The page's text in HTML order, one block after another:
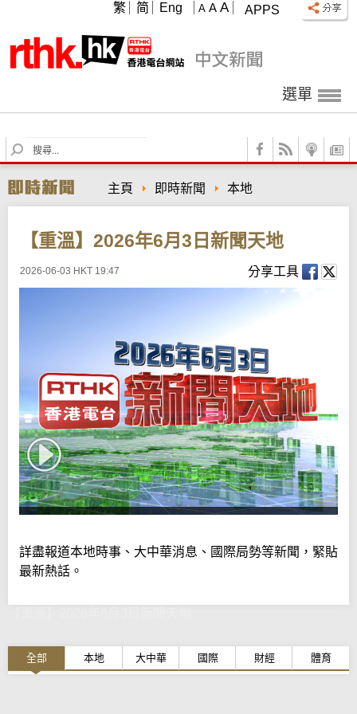
APPS
A A A
繁 简 Eng
選單
S
e
r
c
主頁 即時新聞 本地
【重溫】2026年6月3日新聞天地
2026-06-03 HKT 19:47 分享工具
詳盡報道本地時事、大中華消息、國際局勢等新聞，緊貼
最新熱話。
全部 本地 大中華 國際 財經 體育